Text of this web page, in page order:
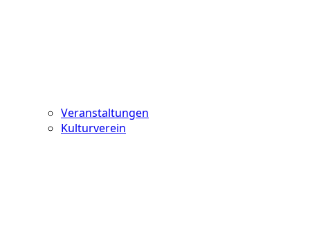
Veranstaltungen
Kulturverein